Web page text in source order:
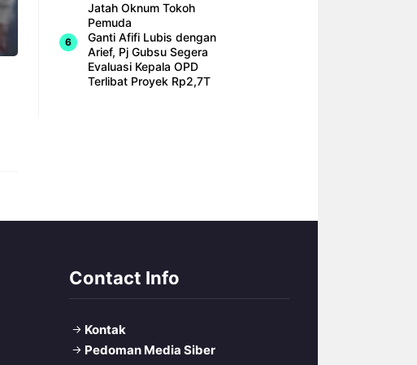
Jatah Oknum Tokoh
Pemuda
Ganti Afifi Lubis dengan
Arief, Pj Gubsu Segera
Evaluasi Kepala OPD
Terlibat Proyek Rp2,7T
Contact Info
Kontak
Pedoman Media Siber